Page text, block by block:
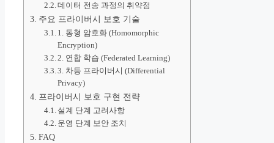
데이터 전송 과정의 취약점
주요 프라이버시 보호 기술
1. 동형 암호화 (Homomorphic
Encryption)
2. 연합 학습 (Federated Learning)
3. 차등 프라이버시 (Differential
Privacy)
프라이버시 보호 구현 전략
설계 단계 고려사항
운영 단계 보안 조치
FAQ